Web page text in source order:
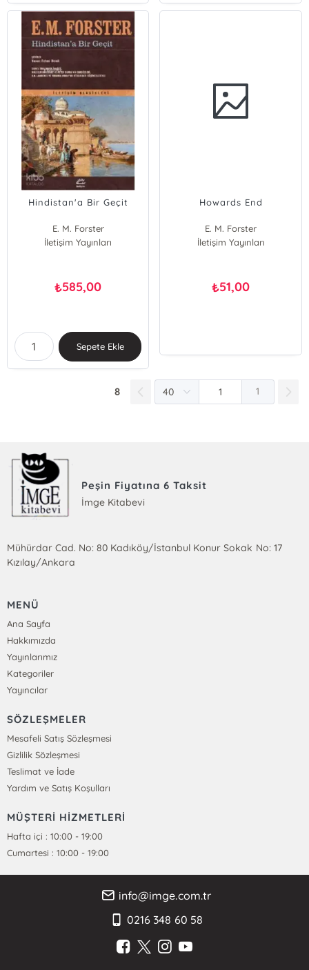
Hindistan'a Bir Geçit
E. M. Forster
İletişim Yayınları
₺585,00
Sepete Ekle
Howards End
E. M. Forster
İletişim Yayınları
₺51,00
8 1
Peşin Fiyatına 6 Taksit
İmge Kitabevi
Mühürdar Cad. No: 80 Kadıköy/İstanbul Konur Sokak No: 17
Kızılay/Ankara
MENÜ
Ana Sayfa
Hakkımızda
Yayınlarımız
Kategoriler
Yayıncılar
SÖZLEŞMELER
Mesafeli Satış Sözleşmesi
Gizlilik Sözleşmesi
Teslimat ve İade
Yardım ve Satış Koşulları
MÜŞTERİ HİZMETLERİ
Hafta içi : 10:00 - 19:00
Cumartesi : 10:00 - 19:00
info@imge.com.tr
0216 348 60 58